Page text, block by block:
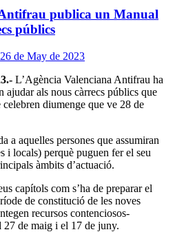
publica un Manual
públics
26 de May de 2023
L’Agència Valenciana Antifrau ha
ajudar als nous càrrecs públics que
diumenge que ve 28 de
a aquelles persones que assumiran
i locals) perquè puguen fer el seu
àmbits d’actuació.
capítols com s’ha de preparar el
de constitució de les noves
recursos contenciosos-
de maig i el 17 de juny.